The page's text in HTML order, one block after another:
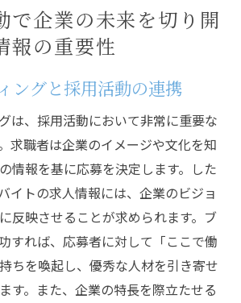
で企業の未来を切り開
報の重要性
ングと採用活動の連携
は、採用活動において非常に重要な
求職者は企業のイメージや文化を知
情報を基に応募を決定します。した
イトの求人情報には、企業のビジョ
反映させることが求められます。ブ
すれば、応募者に対して「ここで働
ちを喚起し、優秀な人材を引き寄せ
す。また、企業の特長を際立たせる